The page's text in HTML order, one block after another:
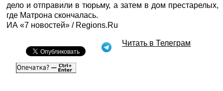
дело и отправили в тюрьму, а затем в дом престарелых,
где Матрона скончалась.
ИА «7 новостей» / Regions.Ru
Читать в Телеграм